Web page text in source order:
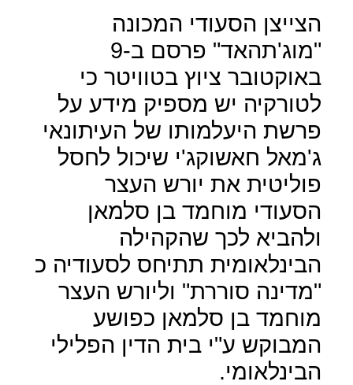
הצייצן הסעודי המכונה
"מוג'תהאד" פרסם ב-9
באוקטובר ציוץ בטוויטר כי
לטורקיה יש מספיק מידע על
פרשת היעלמותו של העיתונאי
ג'מאל חאשוקג'י שיכול לחסל
פוליטית את יורש העצר
הסעודי מוחמד בן סלמאן
ולהביא לכך שהקהילה
הבינלאומית תתיחס לסעודיה כ
"מדינה סוררת" וליורש העצר
מוחמד בן סלמאן כפושע
המבוקש ע"י בית הדין הפלילי
הבינלאומי.